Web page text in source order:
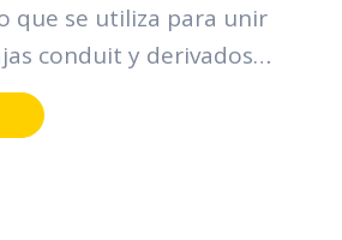
que se utiliza para unir
conduit y derivados.
principales se centran
y protección de